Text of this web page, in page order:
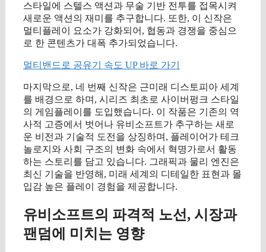
스타일에 스텔스 액션과 무술 기반 전투를 접목시켜
새로운 액션의 재미를 추구합니다. 또한, 이 신작은
멀티플레이 요소가 강화되어, 협동과 경쟁을 중심으
로 한 콘텐츠가 대폭 추가되었습니다.
멀티밴드로 공유기 속도 UP 바로 가기
마지막으로, 네 번째 신작은 근미래 디스토피아 세계
를 배경으로 하며, 시리즈 최초로 사이버펑크 스타일
의 게임플레이를 도입했습니다. 이 작품은 기존의 역
사적 고증에서 벗어나 유비소프트가 추구하는 새로
운 비전과 기술적 도전을 상징하며, 플레이어가 테크
놀로지와 사회 구조의 변화 속에서 혁명가로서 활동
하는 스토리를 담고 있습니다. 그래픽과 물리 엔진은
최신 기술을 반영해, 미래 세계의 디테일한 표현과 몰
입감 높은 플레이 경험을 제공합니다.
유비소프트의 파격적 노선, 시장과
팬덤에 미치는 영향